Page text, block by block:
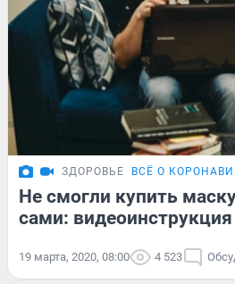
ЗДОРОВЬЕ ВСЁ О
Не смогли купить
сами: видеоинструкция
19 марта, 2020, 08:00 4 523